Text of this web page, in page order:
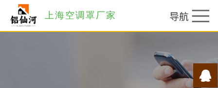
上海空调罩厂家